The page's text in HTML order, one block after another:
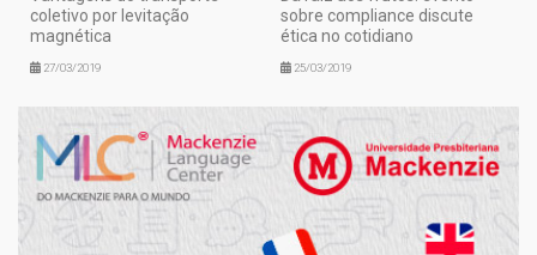
coletivo por levitação
magnética
27/03/2019
sobre compliance discute
ética no cotidiano
25/03/2019